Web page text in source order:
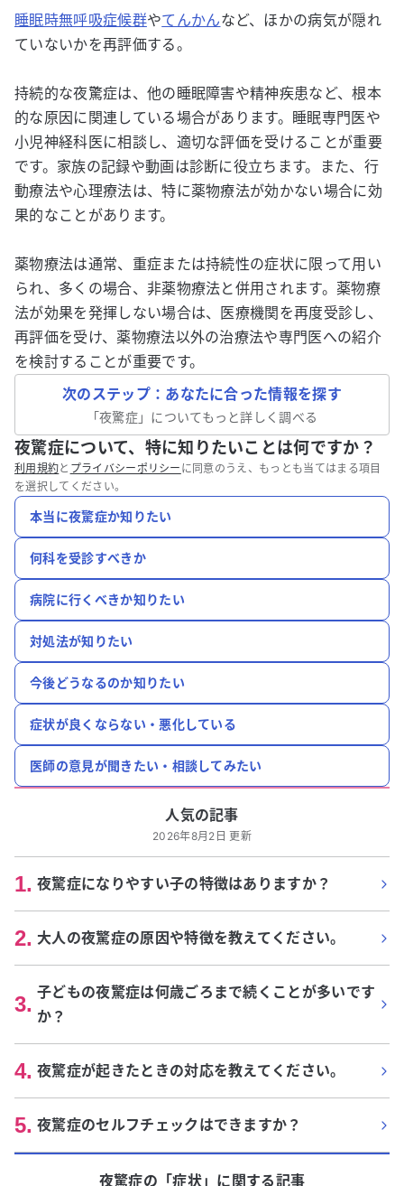
睡眠時無呼吸症候群やてんかんなど、ほかの病気が隠れ
ていないかを再評価する。
持続的な夜驚症は、他の睡眠障害や精神疾患など、根本
的な原因に関連している場合があります。睡眠専門医や
小児神経科医に相談し、適切な評価を受けることが重要
です。家族の記録や動画は診断に役立ちます。また、行
動療法や心理療法は、特に薬物療法が効かない場合に効
果的なことがあります。
薬物療法は通常、重症または持続性の症状に限って用い
られ、多くの場合、非薬物療法と併用されます。薬物療
法が効果を発揮しない場合は、医療機関を再度受診し、
再評価を受け、薬物療法以外の治療法や専門医への紹介
を検討することが重要です。
次のステップ：あなたに合った情報を探す
「夜驚症」についてもっと詳しく調べる
夜驚症について、特に知りたいことは何ですか？
利用規約と プライバシーポリシー に同意のうえ、もっとも当てはまる項目
を選択してください。
本当に夜驚症か知りたい
何科を受診すべきか
病院に行くべきか知りたい
対処法が知りたい
今後どうなるのか知りたい
症状が良くならない・悪化している
医師の意見が聞きたい・相談してみたい
人気の記事
2026年8月2日 更新
1. 夜驚症になりやすい子の特徴はありますか？
2. 大人の夜驚症の原因や特徴を教えてください。
3. 子どもの夜驚症は何歳ごろまで続くことが多いです
か？
4. 夜驚症が起きたときの対応を教えてください。
5. 夜驚症のセルフチェックはできますか？
夜驚症の「症状」に関する記事